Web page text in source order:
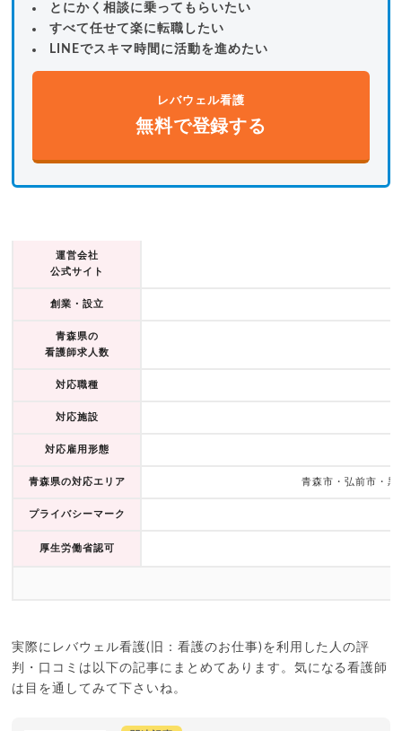
とにかく相談に乗ってもらいたい
すべて任せて楽に転職したい
LINEでスキマ時間に活動を進めたい
レバウェル看護
無料で登録する
運営会社
公式サイト
創業・設立
青森県の
看護師求人数
対応職種
対応施設
対応雇用形態
青森県の対応エリア 青森市・弘前市・黒
プライバシーマーク
厚生労働省認可
実際にレバウェル看護(旧：看護のお仕事)を利用した人の評
判・口コミは以下の記事にまとめてあります。気になる看護師
は目を通してみて下さいね。